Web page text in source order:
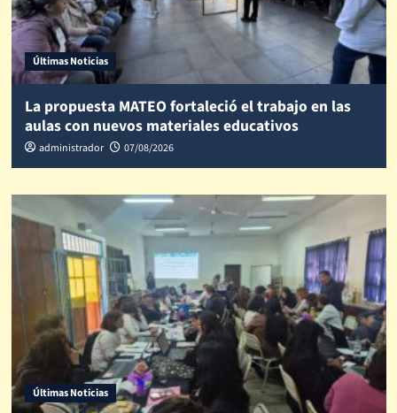
Últimas Noticias
La propuesta MATEO fortaleció el trabajo en las
aulas con nuevos materiales educativos
administrador 07/08/2026
Últimas Noticias